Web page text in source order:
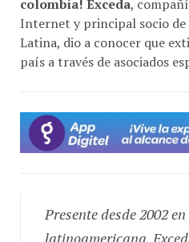
Internet y principal socio de
Latina, dio a conocer que
país a través de asociados
Presente desde 2002 en
latinoamericana,